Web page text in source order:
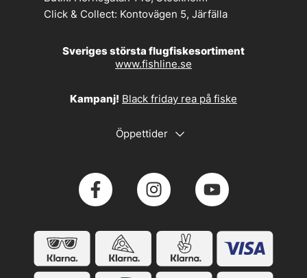
Click & Collect: Kontovägen 5, Järfälla
Sveriges största flugfiskesortiment
www.fishline.se
Kampanj! Black friday rea på fiske
Öppettider